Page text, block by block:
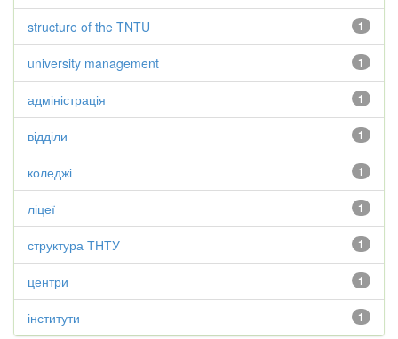
1
structure of the TNTU
1
university management
1
адміністрація
1
відділи
1
коледжі
1
ліцеї
1
структура ТНТУ
1
центри
1
інститути